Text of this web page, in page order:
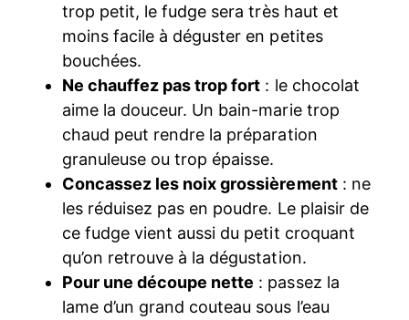
trop petit, le fudge sera très haut et
moins facile à déguster en petites
bouchées.
Ne chauffez pas trop fort : le chocolat
aime la douceur. Un bain-marie trop
chaud peut rendre la préparation
granuleuse ou trop épaisse.
Concassez les noix grossièrement: ne
les réduisez pas en poudre. Le plaisir de
ce fudge vient aussi du petit croquant
qu’on retrouve à la dégustation.
Pour une découpe nette : passez la
lame d’un grand couteau sous l’eau